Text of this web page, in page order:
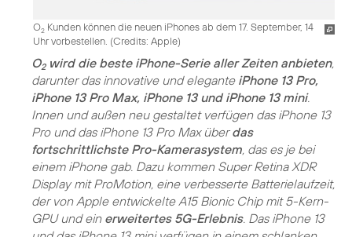
O2 Kunden können die neuen iPhones ab dem 17. September, 14
Uhr vorbestellen. (Credits: Apple)
O2wird die beste iPhone-Serie aller Zeiten anbieten,
darunter das innovative und elegante iPhone 13 Pro,
iPhone 13 Pro Max, iPhone 13 und iPhone 13 mini.
Innen und außen neu gestaltet verfügen das iPhone 13
Pro und das iPhone 13 Pro Max überdas
fortschrittlichste Pro-Kamerasystem , das es je bei
einem iPhone gab. Dazu kommen Super Retina XDR
Display mit ProMotion, eine verbesserte Batterielaufzeit,
der von Apple entwickelte A15 Bionic Chip mit 5-Kern-
GPU und ein erweitertes 5G-Erlebnis. Das iPhone 13